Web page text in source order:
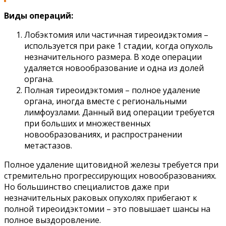
Виды операций:
Лобэктомия или частичная тиреоидэктомия –
используется при раке 1 стадии, когда опухоль
незначительного размера. В ходе операции
удаляется новообразование и одна из долей
органа.
Полная тиреоидэктомия – полное удаление
органа, иногда вместе с региональными
лимфоузлами. Данный вид операции требуется
при больших и множественных
новообразованиях, и распространении
метастазов.
Полное удаление щитовидной железы требуется при
стремительно прогрессирующих новообразованиях.
Но большинство специалистов даже при
незначительных раковых опухолях прибегают к
полной тиреоидэктомии – это повышает шансы на
полное выздоровление.